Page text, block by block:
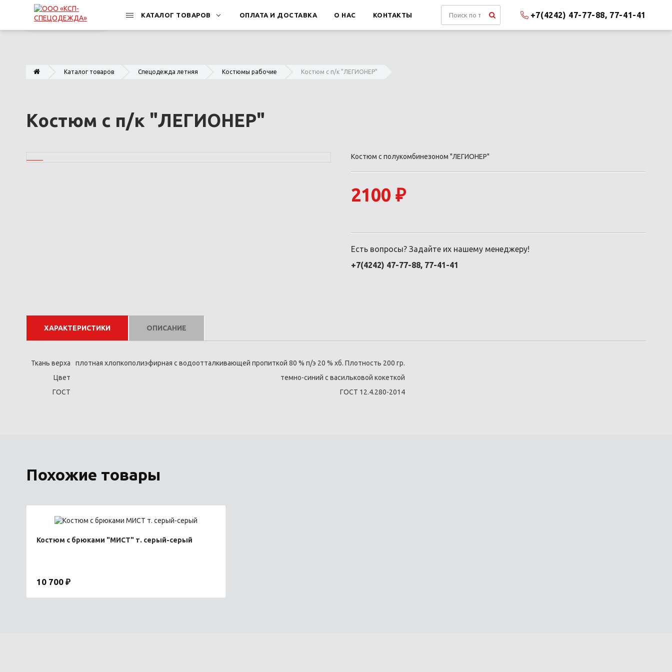
КАТАЛОГ ТОВАРОВ ОПЛАТА И ДОСТАВКА О НАС КОНТАКТЫ +7(4242) 47-77-88, 77-41-41
Каталог товаров Спецодежда летняя Костюмы рабочие Костюм с п/к "ЛЕГИОНЕР"
Костюм с п/к "ЛЕГИОНЕР"
Костюм с полукомбинезоном "ЛЕГИОНЕР"
2100 ₽
Есть вопросы? Задайте их нашему менеджеру!
+7(4242) 47-77-88, 77-41-41
ХАРАКТЕРИСТИКИ ОПИСАНИЕ
Ткань верха
плотная хлопкополиэфирная с водоотталкивающей пропиткой 80 % п/э 20 % хб. Плотность 200 гр.
Цвет
темно-синий с васильковой кокеткой
ГОСТ
ГОСТ 12.4.280-2014
Похожие товары
Костюм с брюками "МИСТ" т. серый-серый
10 700 ₽